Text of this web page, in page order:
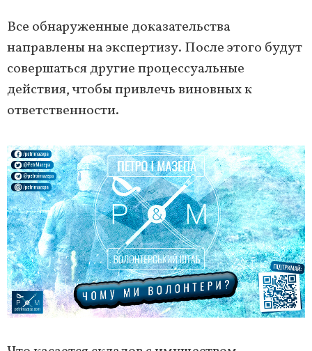
Все обнаруженные доказательства
направлены на экспертизу. После этого будут
совершаться другие процессуальные
действия, чтобы привлечь виновных к
ответственности.